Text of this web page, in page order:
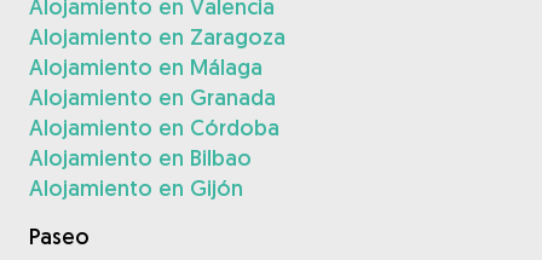
Alojamiento en Valencia
Alojamiento en Zaragoza
Alojamiento en Málaga
Alojamiento en Granada
Alojamiento en Córdoba
Alojamiento en Bilbao
Alojamiento en Gijón
Paseo